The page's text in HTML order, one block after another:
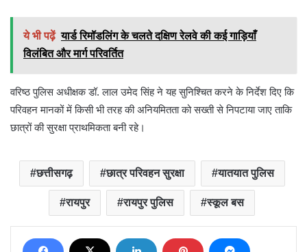
ये भी पढ़ें यार्ड रिमॉडलिंग के चलते दक्षिण रेलवे की कई गाड़ियाँ
विलंबित और मार्ग परिवर्तित
वरिष्ठ पुलिस अधीक्षक डॉ. लाल उमेद सिंह ने यह सुनिश्चित करने के निर्देश दिए कि
परिवहन मानकों में किसी भी तरह की अनियमितता को सख्ती से निपटाया जाए ताकि
छात्रों की सुरक्षा प्राथमिकता बनी रहे।
छत्तीसगढ़ छात्र परिवहन सुरक्षा यातयात पुलिस
रायपुर रायपुर पुलिस स्कूल बस